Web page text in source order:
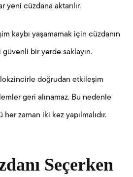
yeni cüzdana aktarılır.
kaybı yaşamamak için cüzdanın
bir yerde saklayın.
doğrudan etkileşim
geri alınamaz. Bu nedenle
zaman iki kez yapılmalıdır.
Seçerken